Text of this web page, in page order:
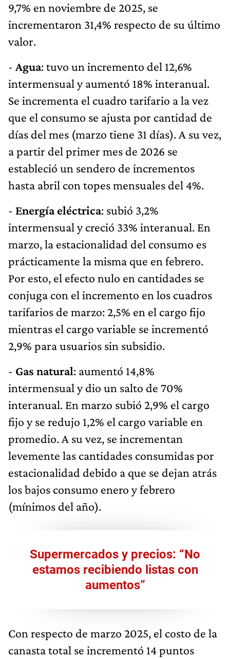
9,7% en noviembre de 2025, se
incrementaron 31,4% respecto de su último
valor.
- Agua: tuvo un incremento del 12,6%
intermensual y aumentó 18% interanual.
Se incrementa el cuadro tarifario a la vez
que el consumo se ajusta por cantidad de
días del mes (marzo tiene 31 días). A su vez,
a partir del primer mes de 2026 se
estableció un sendero de incrementos
hasta abril con topes mensuales del 4%.
- Energía eléctrica: subió 3,2%
intermensual y creció 33% interanual. En
marzo, la estacionalidad del consumo es
prácticamente la misma que en febrero.
Por esto, el efecto nulo en cantidades se
conjuga con el incremento en los cuadros
tarifarios de marzo: 2,5% en el cargo fijo
mientras el cargo variable se incrementó
2,9% para usuarios sin subsidio.
- Gas natural: aumentó 14,8%
intermensual y dio un salto de 70%
interanual. En marzo subió 2,9% el cargo
fijo y se redujo 1,2% el cargo variable en
promedio. A su vez, se incrementan
levemente las cantidades consumidas por
estacionalidad debido a que se dejan atrás
los bajos consumo enero y febrero
(mínimos del año).
Supermercados y precios: “No
estamos recibiendo listas con
aumentos”
Con respecto de marzo 2025, el costo de la
canasta total se incrementó 14 puntos